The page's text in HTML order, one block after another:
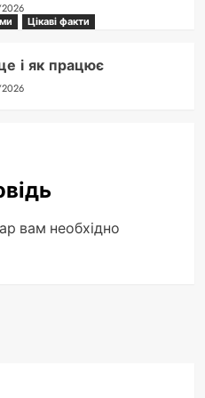
Цікаві факти
і як працює
вам необхідно